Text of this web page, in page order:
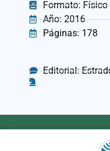
Formato: Físico
Año: 2016
Páginas: 178
Editorial: